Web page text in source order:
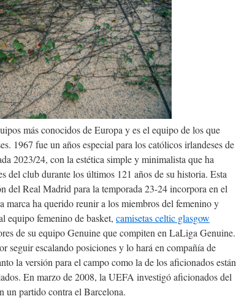
más conocidos de Europa y es el equipo de los que
1967 fue un años especial para los católicos irlandeses de
2023/24, con la estética simple y minimalista que ha
del club durante los últimos 121 años de su historia. Esta
del Real Madrid para la temporada 23-24 incorpora en el
marca ha querido reunir a los miembros del femenino y
equipo femenino de basket, camisetas celtic glasgow
de su equipo Genuine que compiten en LaLiga Genuine.
seguir escalando posiciones y lo hará en compañía de
la versión para el campo como la de los aficionados están
En marzo de 2008, la UEFA investigó aficionados del
un partido contra el Barcelona.